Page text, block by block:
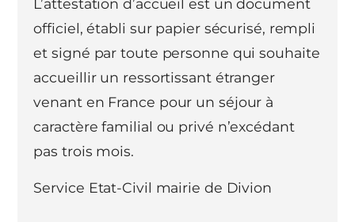
L’attestation d’accueil est un document
officiel, établi sur papier sécurisé, rempli
et signé par toute personne qui souhaite
accueillir un ressortissant étranger
venant en France pour un séjour à
caractère familial ou privé n’excédant
pas trois mois.
Service Etat-Civil mairie de Divion